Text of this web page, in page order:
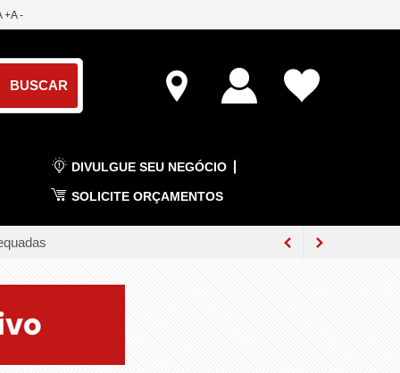
+A -
DIVULGUE SEU NEGÓCIO
SOLICITE ORÇAMENTOS
raiva